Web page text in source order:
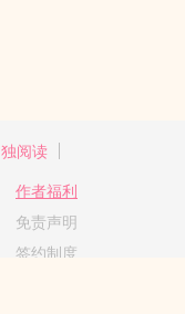
独阅读
作者福利
免责声明
签约制度